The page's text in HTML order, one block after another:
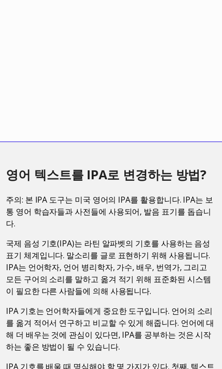
영어 텍스트를 IPA로 변경하는 방법?
주의: 본 IPA 도구는 미국 영어의 IPA를 활용합니다. IPA는 보
통 영어 학습자들과 사전들에 사용되어, 발음 표기를 돕습니
다.
국제 음성 기호(IPA)는 라틴 알파벳의 기호를 사용하는 음성
표기 체계입니다. 말소리를 글로 표현하기 위해 사용됩니다.
IPA는 언어학자, 언어 병리학자, 가수, 배우, 번역가, 그리고
모든 구어의 소리를 말하고 옮겨 적기 위해 표준화된 시스템
이 필요한 다른 사람들에 의해 사용됩니다.
IPA 기호는 언어학자들에게 중요한 도구입니다. 언어의 소리
를 옮겨 적어서 연구하고 비교할 수 있게 해줍니다. 언어에 대
해 더 배우는 것에 관심이 있다면, IPA를 공부하는 것은 시작
하는 좋은 방법이 될 수 있습니다.
IPA 기호를 배울 때 명심해야 할 몇 가지가 있다. 첫째, 텍스트